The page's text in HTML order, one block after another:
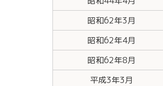
昭和62年3月
昭和62年4月
昭和62年8月
平成3年3月